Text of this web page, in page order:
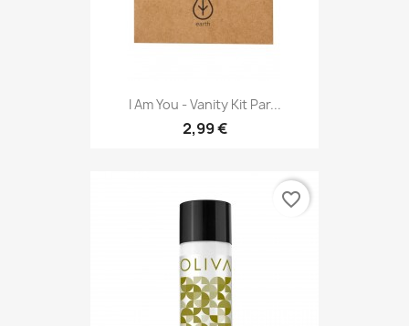
I Am You - Vanity Kit Par...
2,99 €
favorite_border